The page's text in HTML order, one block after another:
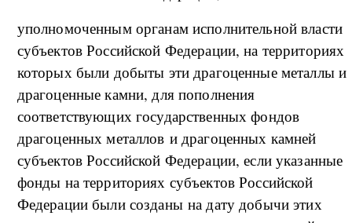
уполномоченным органам исполнительной власти
субъектов Российской Федерации, на территориях
которых были добыты эти драгоценные металлы и
драгоценные камни, для пополнения
соответствующих государственных фондов
драгоценных металлов и драгоценных камней
субъектов Российской Федерации, если указанные
фонды на территориях субъектов Российской
Федерации были созданы на дату добычи этих